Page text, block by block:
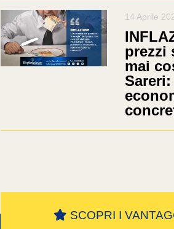
14 Aprile
prezzi
mai
SCOPRI I